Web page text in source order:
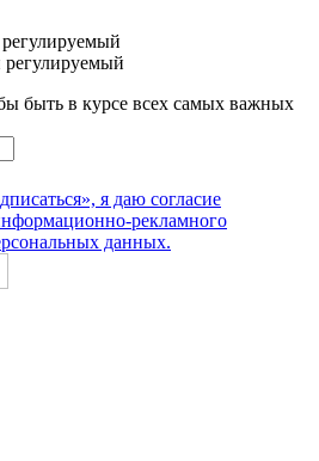
быть в курсе всех самых важных
я даю согласие
рекламного
данных.